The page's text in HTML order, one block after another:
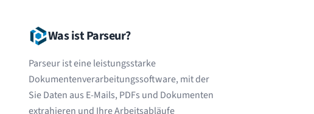
Was ist Parseur?
Parseur ist eine leistungsstarke
Dokumentenverarbeitungssoftware, mit der
Sie Daten aus E-Mails, PDFs und Dokumenten
extrahieren und Ihre Arbeitsabläufe